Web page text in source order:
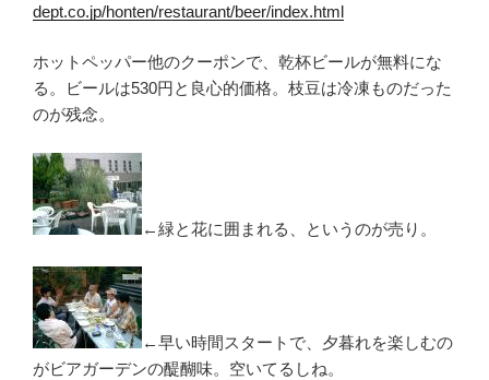
dept.co.jp/honten/restaurant/beer/index.html
ホットペッパー他のクーポンで、乾杯ビールが無料にな
る。ビールは530円と良心的価格。枝豆は冷凍ものだった
のが残念。
←緑と花に囲まれる、というのが売り。
←早い時間スタートで、夕暮れを楽しむの
がビアガーデンの醍醐味。空いてるしね。